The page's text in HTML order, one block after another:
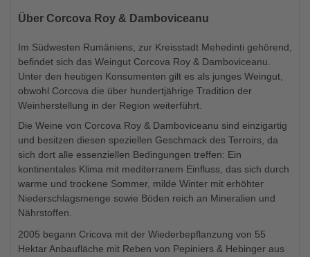
Über Corcova Roy & Damboviceanu
Im Südwesten Rumäniens, zur Kreisstadt Mehedinti gehörend,
befindet sich das Weingut Corcova Roy & Damboviceanu.
Unter den heutigen Konsumenten gilt es als junges Weingut,
obwohl Corcova die über hundertjährige Tradition der
Weinherstellung in der Region weiterführt.
Die Weine von Corcova Roy & Damboviceanu sind einzigartig
und besitzen diesen speziellen Geschmack des Terroirs, da
sich dort alle essenziellen Bedingungen treffen: Ein
kontinentales Klima mit mediterranem Einfluss, das sich durch
warme und trockene Sommer, milde Winter mit erhöhter
Niederschlagsmenge sowie Böden reich an Mineralien und
Nährstoffen.
2005 begann Cricova mit der Wiederbepflanzung von 55
Hektar Anbaufläche mit Reben von Pepiniers & Hebinger aus